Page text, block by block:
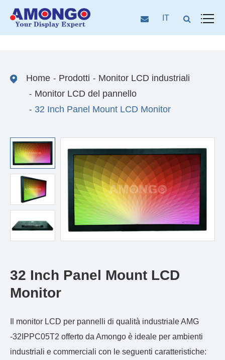
IT
Home Prodotti
Monitor LCD industriali
Monitor LCD del pannello
32 Inch Panel Mount LCD Monitor
32 Inch Panel Mount LCD
Monitor
Il monitor LCD per pannelli di qualità industriale AMG
-32IPPC05T2 offerto da Amongo è ideale per ambienti
industriali e commerciali con le seguenti caratteristiche: